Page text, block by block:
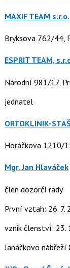
MAXIF TEAM s.r.o.
Bryksova 762/44,
ESPRIT TEAM,
Národní 981/17,
jednatel
ORTOKLINIK-
Horáčkova 1210/
Mgr. Jan Hlaváček
člen dozorčí rady
První vztah: 26. 7.
vznik členství: 23.
Janáčkovo nábřeží